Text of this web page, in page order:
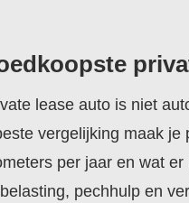
lease auto is niet
vergelijking maak
per jaar en wat
pechhulp en